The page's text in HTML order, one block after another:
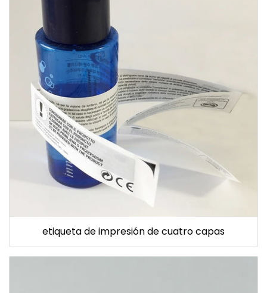
etiqueta de impresión de cuatro capas